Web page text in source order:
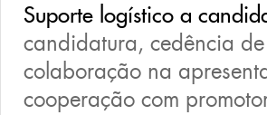
Suporte logístico a
candidatura, cedência
colaboração na
cooperação com